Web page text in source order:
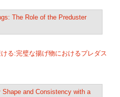
る:完璧な揚げ物におけるプレダス